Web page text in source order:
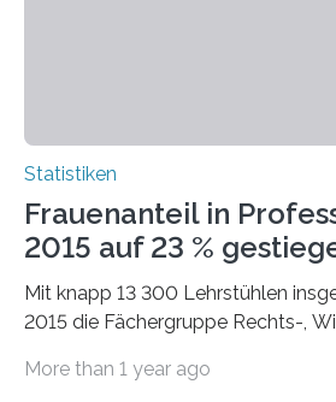
Statistiken
Frauenanteil in
2015 auf 23 %
Mit knapp 13 300 Lehrstühlen
2015 die Fächergruppe Rechts-,
bei…
More than 1 year ago